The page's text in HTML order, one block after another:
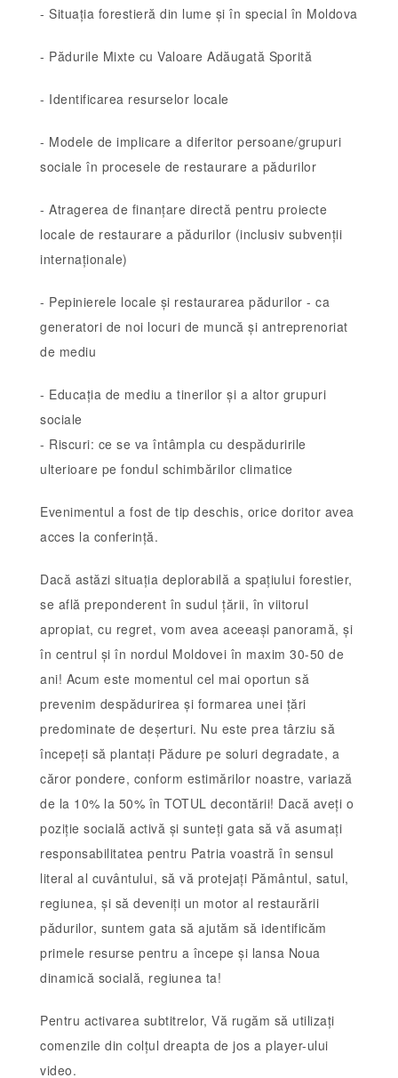
- Situația forestieră din lume și în special în Moldova
- Pădurile Mixte cu Valoare Adăugată Sporită
- Identificarea resurselor locale
- Modele de implicare a diferitor persoane/grupuri
sociale în procesele de restaurare a pădurilor
- Atragerea de finanțare directă pentru proiecte
locale de restaurare a pădurilor (inclusiv subvenții
internaționale)
- Pepinierele locale și restaurarea pădurilor - ca
generatori de noi locuri de muncă și antreprenoriat
de mediu
- Educația de mediu a tinerilor și a altor grupuri
sociale
- Riscuri: ce se va întâmpla cu despăduririle
ulterioare pe fondul schimbărilor climatice
Evenimentul a fost de tip deschis, orice doritor avea
acces la conferință.
Dacă astăzi situația deplorabilă a spațiului forestier,
se află preponderent în sudul țării, în viitorul
apropiat, cu regret, vom avea aceeași panoramă, și
în centrul și în nordul Moldovei în maxim 30-50 de
ani! Acum este momentul cel mai oportun să
prevenim despădurirea și formarea unei țări
predominate de deșerturi. Nu este prea târziu să
începeți să plantați Pădure pe soluri degradate, a
căror pondere, conform estimărilor noastre, variază
de la 10% la 50% în TOTUL decontării! Dacă aveți o
poziție socială activă și sunteți gata să vă asumați
responsabilitatea pentru Patria voastră în sensul
literal al cuvântului, să vă protejați Pământul, satul,
regiunea, și să deveniți un motor al restaurării
pădurilor, suntem gata să ajutăm să identificăm
primele resurse pentru a începe și lansa Noua
dinamică socială, regiunea ta!
Pentru activarea subtitrelor, Vă rugăm să utilizați
comenzile din colțul dreapta de jos a player-ului
video.